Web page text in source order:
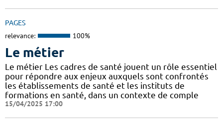
PAGES
relevance: 100%
Le métier
Le métier Les cadres de santé jouent un rôle essentiel
pour répondre aux enjeux auxquels sont confrontés
les établissements de santé et les instituts de
formations en santé, dans un contexte de comple
15/04/2025 17:00